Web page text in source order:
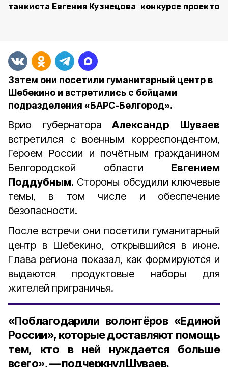
танкиста Евгения Кузнецова конкурсе проектов
Затем они посетили гуманитарный центр в
Шебекино и встретились с бойцами
подразделения «БАРС-Белгород».
Врио губернатора Александр Шуваев
встретился с военным корреспондентом,
Героем России и почётным гражданином
Белгородской области Евгением
Поддубным. Стороны обсудили ключевые
темы, в том числе и обеспечение
безопасности.
После встречи они посетили гуманитарный
центр в Шебекино, открывшийся в июне.
Глава региона показал, как формируются и
выдаются продуктовые наборы для
жителей приграничья.
«Поблагодарили волонтёров «Единой
России», которые доставляют помощь
тем, кто в ней нуждается больше
всего», — подчеркнул Шуваев.